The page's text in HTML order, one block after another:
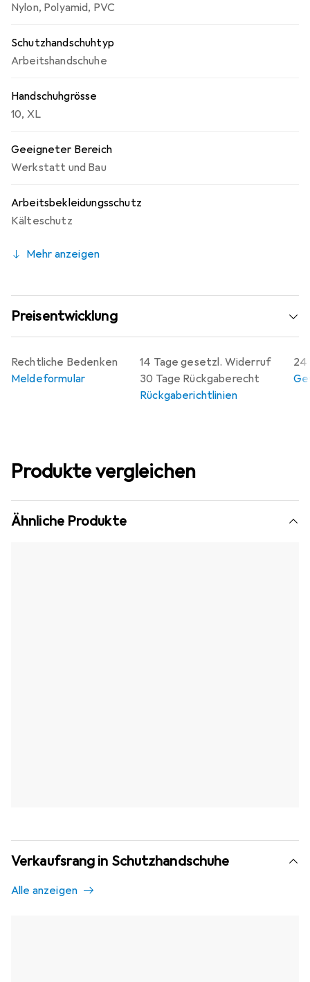
Nylon, Polyamid, PVC
Schutzhandschuhtyp
Arbeitshandschuhe
Handschuhgrösse
10, XL
Geeigneter Bereich
Werkstatt und Bau
Arbeitsbekleidungsschutz
Kälteschutz
Mehr anzeigen
Preisentwicklung
14 Tage gesetzl. Widerruf
30 Tage Rückgaberecht
Rückgaberichtlinien
24
Rechtliche Bedenken
Meldeformular
Produkte vergleichen
Ähnliche Produkte
Verkaufsrang in Schutzhandschuhe
Alle anzeigen